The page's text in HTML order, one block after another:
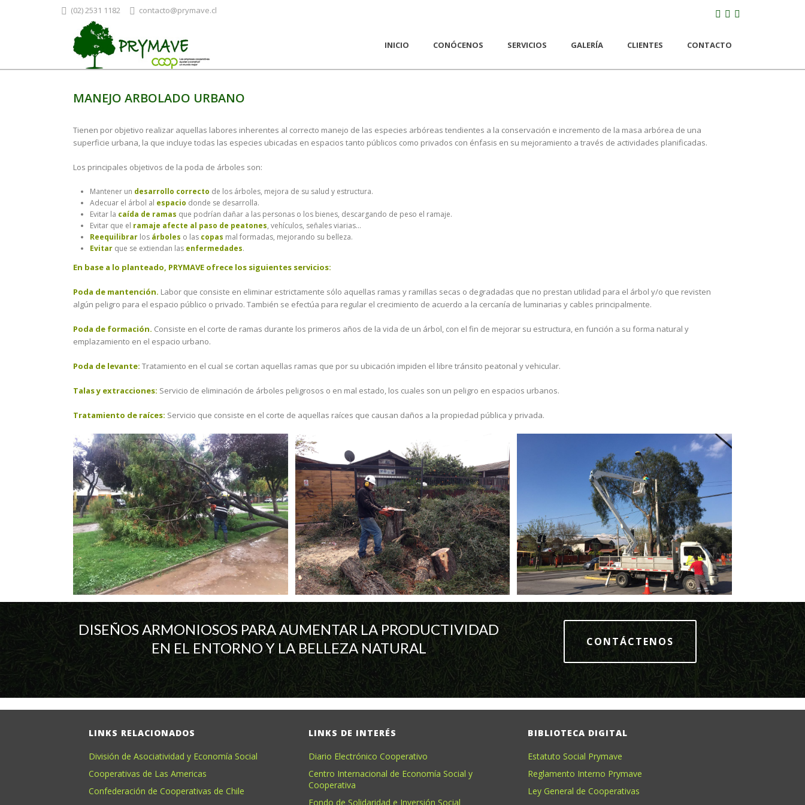
(02) 2531 1182 contacto@prymave.cl
INICIO CONÓCENOS SERVICIOS GALERÍA CLIENTES CONTACTO
MANEJO ARBOLADO URBANO
Tienen por objetivo realizar aquellas labores inherentes al correcto manejo de las especies arbóreas tendientes a la conservación e incremento de la masa arbórea de una
superficie urbana, la que incluye todas las especies ubicadas en espacios tanto públicos como privados con énfasis en su mejoramiento a través de actividades planificadas.
Los principales objetivos de la poda de árboles son:
Mantener un desarrollo correcto de los árboles, mejora de su salud y estructura.
Adecuar el árbol al espacio donde se desarrolla.
Evitar la caída de ramas que podrían dañar a las personas o los bienes, descargando de peso el ramaje.
Evitar que el ramaje afecte al paso de peatones, vehículos, señales viarias…
Reequilibrar los árboles o las copas mal formadas, mejorando su belleza.
Evitar que se extiendan las enfermedades.
En base a lo planteado, PRYMAVE ofrece los siguientes servicios:
Poda de mantención. Labor que consiste en eliminar estrictamente sólo aquellas ramas y ramillas secas o degradadas que no prestan utilidad para el árbol y/o que revisten
algún peligro para el espacio público o privado. También se efectúa para regular el crecimiento de acuerdo a la cercanía de luminarias y cables principalmente.
Poda de formación. Consiste en el corte de ramas durante los primeros años de la vida de un árbol, con el fin de mejorar su estructura, en función a su forma natural y
emplazamiento en el espacio urbano.
Poda de levante: Tratamiento en el cual se cortan aquellas ramas que por su ubicación impiden el libre tránsito peatonal y vehicular.
Talas y extracciones: Servicio de eliminación de árboles peligrosos o en mal estado, los cuales son un peligro en espacios urbanos.
Tratamiento de raíces: Servicio que consiste en el corte de aquellas raíces que causan daños a la propiedad pública y privada.
DISEÑOS ARMONIOSOS PARA AUMENTAR LA PRODUCTIVIDAD
EN EL ENTORNO Y LA BELLEZA NATURAL
CONTÁCTENOS
LINKS RELACIONADOS
División de Asociatividad y Economía Social
Cooperativas de Las Americas
Confederación de Cooperativas de Chile
LINKS DE INTERÉS
Diario Electrónico Cooperativo
Centro Internacional de Economía Social y
Cooperativa
Fondo de Solidaridad e Inversión Social
BIBLIOTECA DIGITAL
Estatuto Social Prymave
Reglamento Interno Prymave
Ley General de Cooperativas